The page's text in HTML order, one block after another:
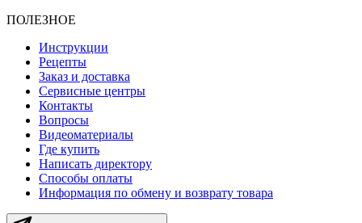
ПОЛЕЗНОЕ
Инструкции
Рецепты
Заказ и доставка
Сервисные центры
Контакты
Вопросы
Видеоматериалы
Где купить
Написать директору
Способы оплаты
Информация по обмену и возврату товара